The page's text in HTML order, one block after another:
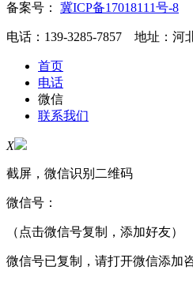
备案号： 冀ICP备17018111号-8
电话：139-3285-7857 地址：河
首页
电话
微信
联系我们
X
截屏，微信识别二维码
微信号：
（点击微信号复制，添加好友）
微信号已复制，请打开微信添加